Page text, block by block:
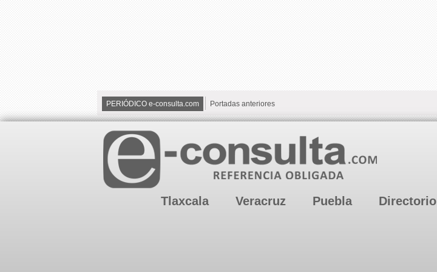
PERIÓDICO e-consulta.com Portadas anteriores
Tlaxcala Veracruz Puebla Directorio